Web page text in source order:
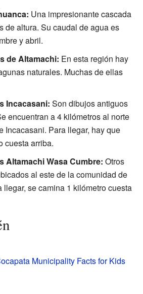
Una impresionante cascada
de altura. Su caudal de agua es
y abril.
de Altamachi: En esta región hay
naturales. Muchas de ellas
Incacasani: Son dibujos antiguos
encuentran a 4 kilómetros al norte
Incacasani. Para llegar, hay que
cuesta arriba.
Altamachi Wasa Cumbre: Otros
al este de la comunidad de
llegar, se camina 1 kilómetro cuesta
Municipality Facts for Kids